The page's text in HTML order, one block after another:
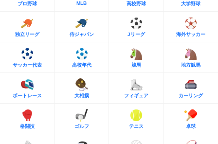
プロ野球 MLB 高校野球 大学野球
独立リーグ 侍ジャパン Jリーグ 海外サッカー
サッカー代表 高校年代 競馬 地方競馬
ボートレース 大相撲 フィギュア カーリング
格闘技 ゴルフ テニス 卓球